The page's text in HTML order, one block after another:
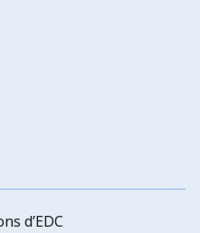
d’EDC